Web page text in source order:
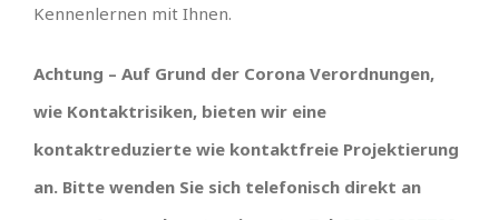
Kennenlernen mit Ihnen.
Achtung – Auf Grund der Corona Verordnungen,
wie Kontaktrisiken, bieten wir eine
kontaktreduzierte wie kontaktfreie Projektierung
an. Bitte wenden Sie sich telefonisch direkt an